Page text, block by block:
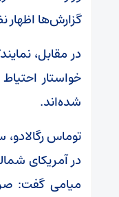
گزارش‌ها
در مقابل،
خواستار
شده‌اند.
توماس رگالادو،
در آمریکای
میامی گفت: